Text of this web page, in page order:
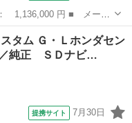
ラッシュ ■ グレード
新品タイヤ／純正 ＳＤ
タム Ｇ・Ｌホンダセン
純正 ＳＤナビ…
提携サイト 7月30日